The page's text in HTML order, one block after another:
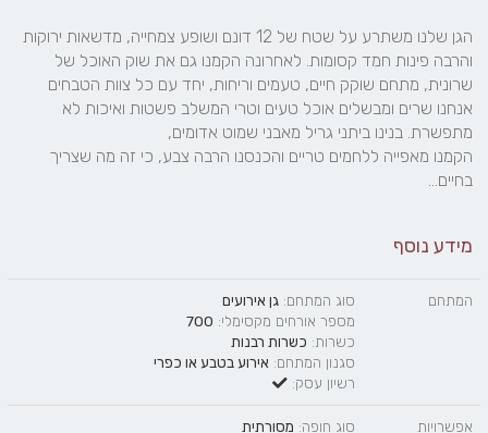
בחיים...
מידע נוסף
המתחם סוג המתחם:גן אירועים
מספר אורחים מקסימלי: 700
כשרות: כשרות רבנות
סגנון המתחם: אירוע בטבע או כפרי
רשיון עסק:
אפשרויות
סוג חופה: מסורתית